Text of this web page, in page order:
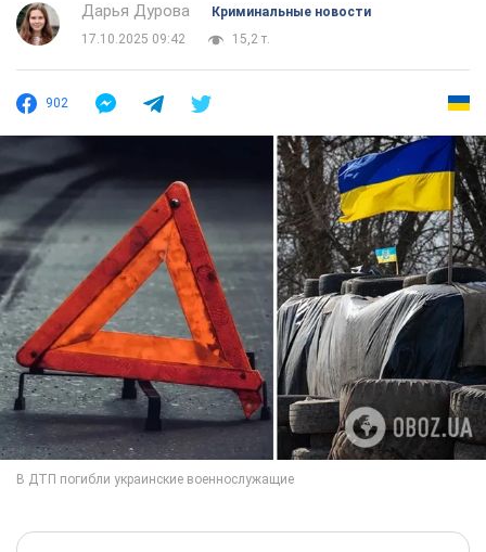
Дарья Дурова
Криминальные новости
17.10.2025 09:42
15,2 т.
902